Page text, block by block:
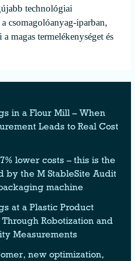
technológiai
csomagolóanyag-iparban,
magas termelékenységet és
in a Flour Mill – When
Leads to Real Cost
lower costs – this is the
by the M StableSite Audit
machine
at a Plastic Product
Robotization and
Measurements
new optimization,